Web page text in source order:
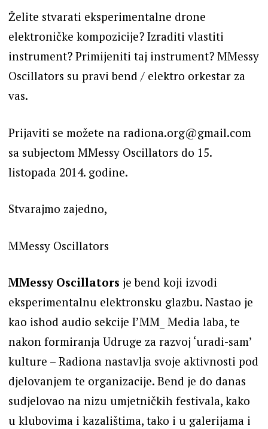
Želite stvarati eksperimentalne drone
elektroničke kompozicije? Izraditi vlastiti
instrument? Primijeniti taj instrument? MMessy
Oscillators su pravi bend / elektro orkestar za
vas.
Prijaviti se možete na radiona.org@gmail.com
sa subjectom MMessy Oscillators do 15.
listopada 2014. godine.
Stvarajmo zajedno,
MMessy Oscillators
MMessy Oscillators je bend koji izvodi
eksperimentalnu elektronsku glazbu. Nastao je
kao ishod audio sekcije I’MM_ Media laba, te
nakon formiranja Udruge za razvoj ‘uradi-sam’
kulture – Radiona nastavlja svoje aktivnosti pod
djelovanjem te organizacije. Bend je do danas
sudjelovao na nizu umjetničkih festivala, kako
u klubovima i kazalištima, tako i u galerijama i